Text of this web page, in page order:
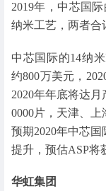
2019年，中芯国
纳米工艺，两者合
中芯国际的14纳
约800万美元，
2020年年底将达
0000片，天津、上
预期2020年中芯
提升，预估ASP将
华虹集团